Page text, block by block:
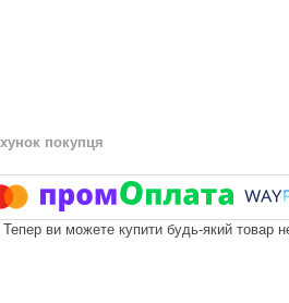
покупця
Тепер ви можете купити будь-який товар